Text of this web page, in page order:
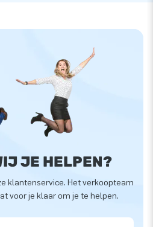
JE HELPEN?
klantenservice. Het verkoopteam
voor je klaar om je te helpen.